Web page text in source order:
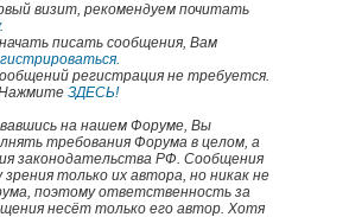
визит, рекомендуем почитать
писать сообщения, Вам
регистрация не требуется.
ЗДЕСЬ!
на нашем Форуме, Вы
требования Форума в целом, а
законодательства РФ. Сообщения
только их автора, но никак не
поэтому ответственность за
несёт только его автор. Хотя